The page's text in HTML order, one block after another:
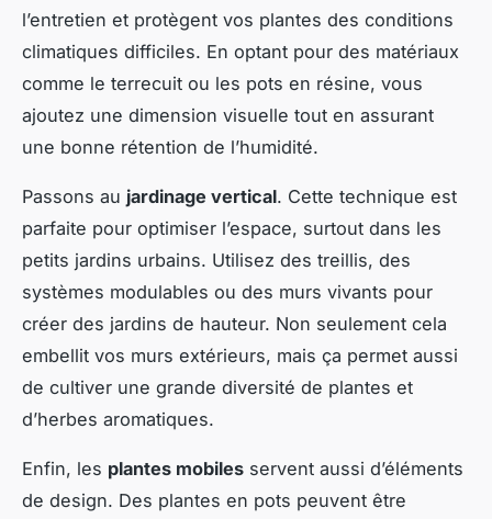
l’entretien et protègent vos plantes des conditions
climatiques difficiles. En optant pour des matériaux
comme le terrecuit ou les pots en résine, vous
ajoutez une dimension visuelle tout en assurant
une bonne rétention de l’humidité.
Passons au jardinage vertical. Cette technique est
parfaite pour optimiser l’espace, surtout dans les
petits jardins urbains. Utilisez des treillis, des
systèmes modulables ou des murs vivants pour
créer des jardins de hauteur. Non seulement cela
embellit vos murs extérieurs, mais ça permet aussi
de cultiver une grande diversité de plantes et
d’herbes aromatiques.
Enfin, les plantes mobiles servent aussi d’éléments
de design. Des plantes en pots peuvent être